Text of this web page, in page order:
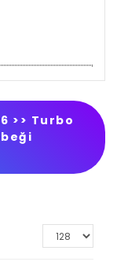
>> Turbo